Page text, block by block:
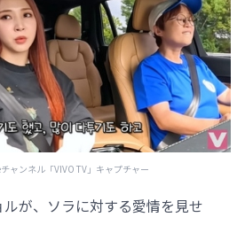
ャンネル「VIVO TV」キャプチャー
ルが、ソラに対する愛情を見せ